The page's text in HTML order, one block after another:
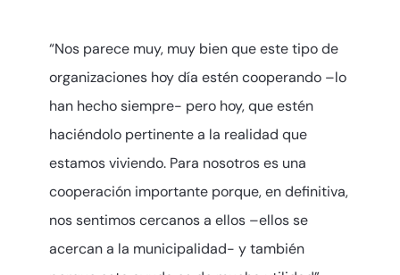
“Nos parece muy, muy bien que este tipo de
organizaciones hoy día estén cooperando –lo
han hecho siempre- pero hoy, que estén
haciéndolo pertinente a la realidad que
estamos viviendo. Para nosotros es una
cooperación importante porque, en definitiva,
nos sentimos cercanos a ellos –ellos se
acercan a la municipalidad- y también